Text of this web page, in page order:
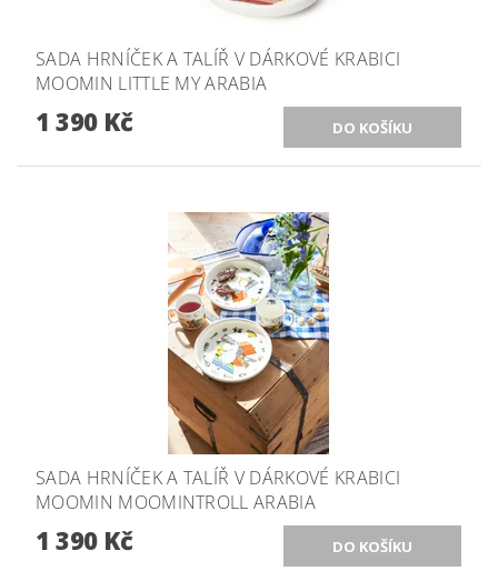
SADA HRNÍČEK A TALÍŘ V DÁRKOVÉ KRABICI
MOOMIN LITTLE MY ARABIA
1 390 Kč
SADA HRNÍČEK A TALÍŘ V DÁRKOVÉ KRABICI
MOOMIN MOOMINTROLL ARABIA
1 390 Kč